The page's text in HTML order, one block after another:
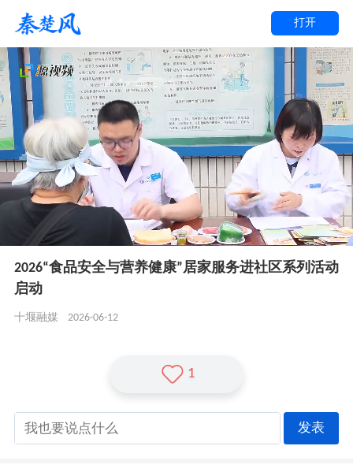
打开
2026“食品安全与营养健康”居家服务进社区系列活动
启动
十堰融媒 2026-06-12
1
发表